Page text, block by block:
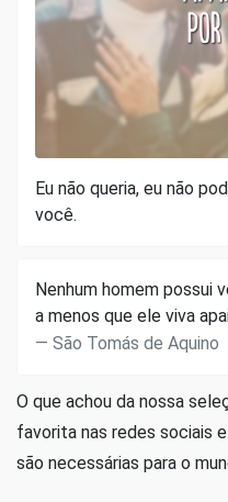
Eu não queria, eu não
você.
Nenhum homem possui
a menos que ele viva
São Tomás de Aquino
O que achou da nossa
favorita nas redes sociais
são necessárias para o